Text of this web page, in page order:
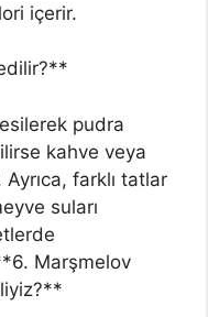
içerir.
pudra
kahve veya
farklı tatlar
suları
Marşmelov